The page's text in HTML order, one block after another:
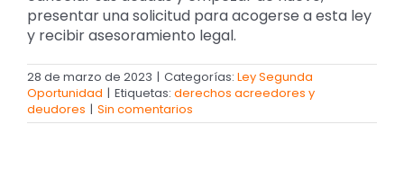
presentar una solicitud para acogerse a esta ley
y recibir asesoramiento legal.
28 de marzo de 2023 | Categorías: Ley Segunda
Oportunidad | Etiquetas: derechos acreedores y
deudores | Sin comentarios